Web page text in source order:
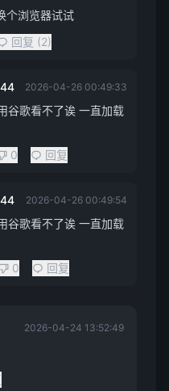
个浏览器试试
回复 (2)
2026-04-26 00:49:33
谷歌看不了诶 一直加载
0 回复
2026-04-26 00:49:54
谷歌看不了诶 一直加载
0 回复
2026-04-24 13:52:49